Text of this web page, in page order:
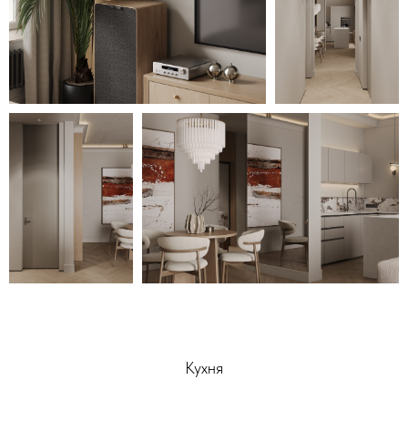
Кухня